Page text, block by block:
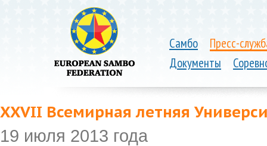
Самбо
Пресс-
Документы
XXVII Всемирная летняя
19 июля 2013 года